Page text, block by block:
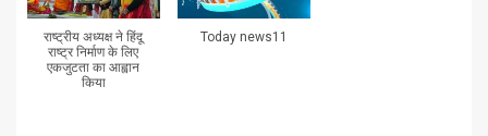
राष्ट्रीय अध्यक्ष ने हिंदू
राष्ट्र निर्माण के लिए
एकजुटता का आह्वान
किया
Today news11